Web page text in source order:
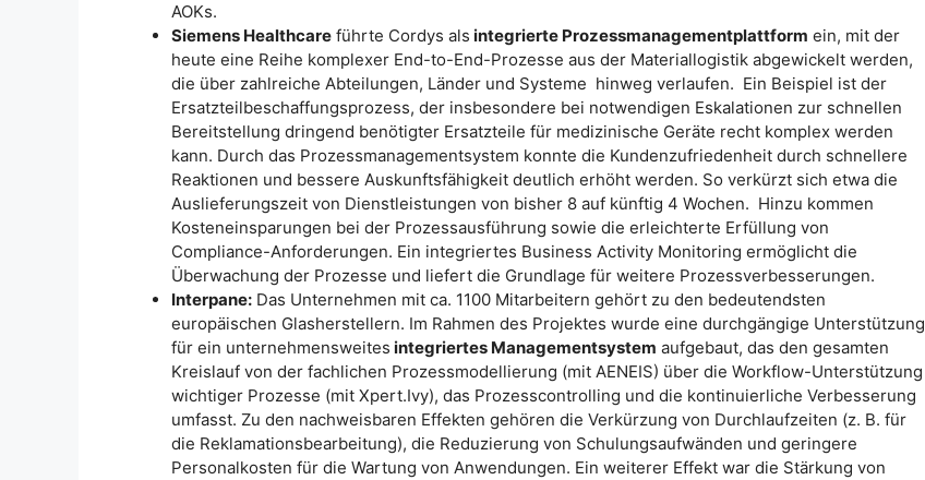
AOKs.
Siemens Healthcare führte Cordys als integrierte Prozessmanagementplattform ein, mit der
heute eine Reihe komplexer End-to-End-Prozesse aus der Materiallogistik abgewickelt werden,
die über zahlreiche Abteilungen, Länder und Systeme hinweg verlaufen. Ein Beispiel ist der
Ersatzteilbeschaffungsprozess, der insbesondere bei notwendigen Eskalationen zur schnellen
Bereitstellung dringend benötigter Ersatzteile für medizinische Geräte recht komplex werden
kann. Durch das Prozessmanagementsystem konnte die Kundenzufriedenheit durch schnellere
Reaktionen und bessere Auskunftsfähigkeit deutlich erhöht werden. So verkürzt sich etwa die
Auslieferungszeit von Dienstleistungen von bisher 8 auf künftig 4 Wochen. Hinzu kommen
Kosteneinsparungen bei der Prozessausführung sowie die erleichterte Erfüllung von
Compliance-Anforderungen. Ein integriertes Business Activity Monitoring ermöglicht die
Überwachung der Prozesse und liefert die Grundlage für weitere Prozessverbesserungen.
Interpane: Das Unternehmen mit ca. 1100 Mitarbeitern gehört zu den bedeutendsten
europäischen Glasherstellern. Im Rahmen des Projektes wurde eine durchgängige Unterstützung
für ein unternehmensweites integriertes Managementsystem aufgebaut, das den gesamten
Kreislauf von der fachlichen Prozessmodellierung (mit AENEIS) über die Workflow-Unterstützung
wichtiger Prozesse (mit Xpert.Ivy), das Prozesscontrolling und die kontinuierliche Verbesserung
umfasst. Zu den nachweisbaren Effekten gehören die Verkürzung von Durchlaufzeiten (z. B. für
die Reklamationsbearbeitung), die Reduzierung von Schulungsaufwänden und geringere
Personalkosten für die Wartung von Anwendungen. Ein weiterer Effekt war die Stärkung von